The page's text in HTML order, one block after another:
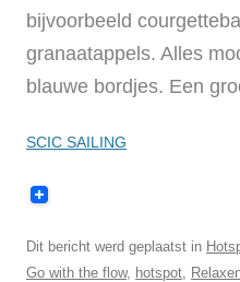
bijvoorbeeld
granaatappels. Alles
blauwe bordjes. Een
SCIC SAILING
Dit bericht werd geplaatst in
Go with the flow, hotspot,